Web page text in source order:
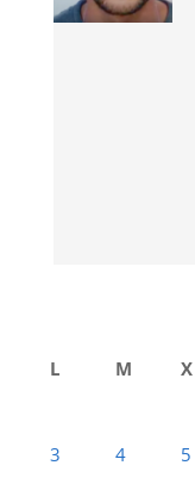
L
M X
3
4 5